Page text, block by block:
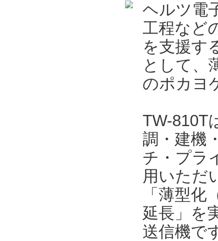
ヘルツ電
工程など
を支援す
として、
のポカヨ
TW-810T
調・建機
チ・プラ
用いただ
「薄型
延長」を
送信機で